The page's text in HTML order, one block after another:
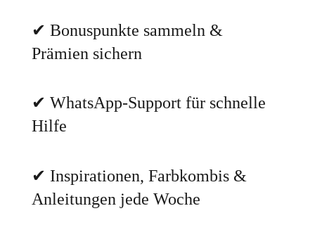
✔ Bonuspunkte sammeln &
Prämien sichern
✔ WhatsApp-Support für schnelle
Hilfe
✔ Inspirationen, Farbkombis &
Anleitungen jede Woche